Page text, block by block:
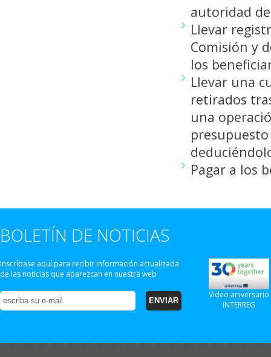
autoridad
Llevar
Comisión y
los
Llevar una
retirados
una
Pagar a los
BOLETÍN DE NOTICIAS
Inscríbase aquí para recibir información actualizada
de las noticias que aparezcan en nuestra web
Video aniversario
INTERREG